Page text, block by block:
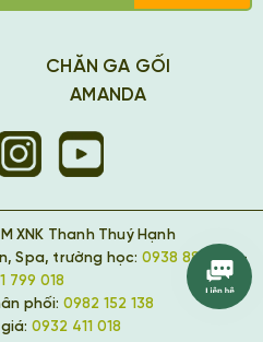
CHĂN GA GỐI
AMANDA
XNK Thanh Thuý Hạnh
Spa, trường học: 0938 889 418 -
799 018
phối: 0982 152 138
0932 411 018